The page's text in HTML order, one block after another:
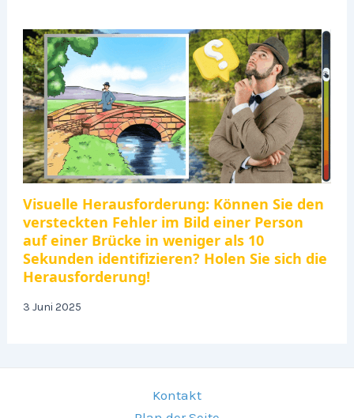
Visuelle Herausforderung: Können Sie den
versteckten Fehler im Bild einer Person
auf einer Brücke in weniger als 10
Sekunden identifizieren? Holen Sie sich die
Herausforderung!
3 Juni 2025
Kontakt